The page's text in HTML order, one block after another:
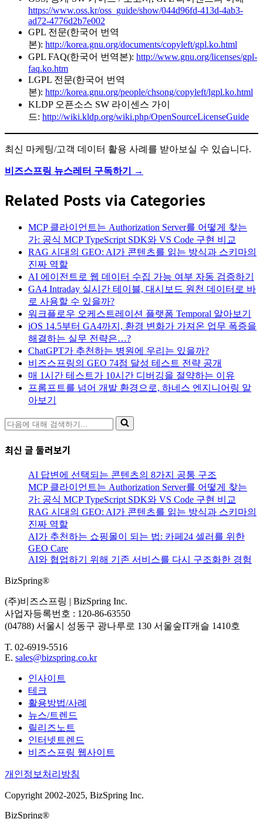
https://www.oss.kr/oss_guide/show/044d96fd-413d-4ab3-
ad72-4776d2b7e002
GPL 전문(한국어 번역
본): http://korea.gnu.org/documents/copyleft/gpl.ko.html
GPL FAQ(한국어 번역본): http://www.gnu.org/licenses/gpl-
faq.ko.htm
LGPL 전문(한국어 번역
본): http://korea.gnu.org/people/chsong/copyleft/lgpl.ko.html
KLDP 오픈소스 SW 라이센스 가이
드: http://wiki.kldp.org/wiki.php/OpenSourceLicenseGuide
최신 마케팅/고객 데이터 활용 사례를 받아보실 수 있습니다.
비즈스프링 뉴스레터 구독하기 →
Related Posts via Categories
MCP 클라이언트는 Authorization Server를 어떻게 찾는
가: 공식 MCP TypeScript SDK와 VS Code 구현 비교
RAG 시대의 GEO: AI가 콘텐츠를 읽는 방식과 스키마의
진짜 역할
AI 에이전트로 웹 데이터 수집 가능 여부 자동 검증하기
GA4 Intraday 실시간 테이블, 대시보드 원천 데이터로 바
로 사용할 수 있을까?
워크플로우 오케스트레이션 플랫폼 Temporal 알아보기
iOS 14.5부터 GA4까지, 환경 변화가 가져온 업무 폭증을
해결하는 실무 전략은…?
ChatGPT가 추천하는 병원에 우리는 있을까?
비즈스프링의 GEO 74점 달성 테스트 전략 공개
매 1시간 테스트가 10시간 디버깅을 절약하는 이유
프롬프트를 넘어 개발 환경으로, 하네스 엔지니어링 알
아보기
다
음
에
대
최신 글 둘러보기
AI 답변에 선택되는 콘텐츠의 8가지 공통 구조
MCP 클라이언트는 Authorization Server를 어떻게 찾는
가: 공식 MCP TypeScript SDK와 VS Code 구현 비교
RAG 시대의 GEO: AI가 콘텐츠를 읽는 방식과 스키마의
진짜 역할
AI가 추천하는 쇼핑몰이 되는 법: 카페24 셀러를 위한
GEO Care
AI와 협업하기 위해 기존 서비스를 다시 구조화한 경험
BizSpring®
(주)비즈스프링 | BizSpring Inc.
사업자등록번호 : 120-86-63550
(04788) 서울시 성동구 광나루로 130 서울숲IT캐슬 1410호
T. 02-6919-5516
E. sales@bizspring.co.kr
인사이트
테크
활용방법/사례
뉴스/트렌드
릴리즈노트
인터넷트렌드
비즈스프링 웹사이트
개인정보처리방침
Copyright 2002-2025, BizSpring Inc.
BizSpring®